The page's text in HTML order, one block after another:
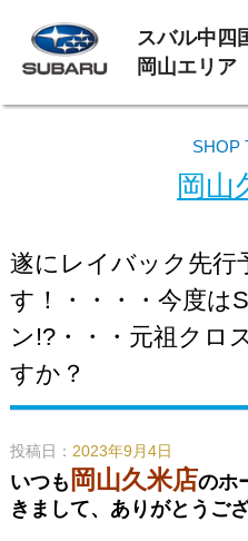
スバル中四
岡山エリア
SHOP
岡山
遂にレイバック先行
す！・・・・今度は
ン!?・・・元祖クロ
すか？
投稿日： 2023年9月4日
いつも 岡山久米店のホ
きまして、ありがとうござ